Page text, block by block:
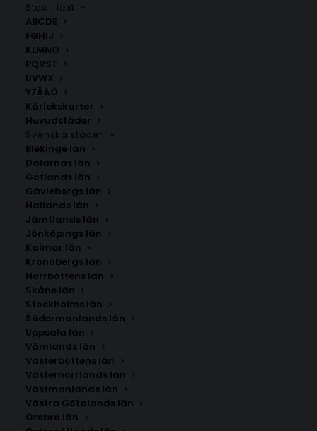
Stad i text
ABCDE
FGHIJ
KLMNO
PQRST
UVWX
YZÅÄÖ
Kärlekskartor
Huvudstäder
Svenska städer
Blekinge län
Dalarnas län
Gotlands län
Gävleborgs län
Hallands län
Jämtlands län
Jönköpings län
Kalmar län
Kronobergs län
Norrbottens län
Skåne län
Stockholms län
Södermanlands län
Uppsala län
Vämlands län
Västerbottens län
Västernorrlands län
Västmanlands län
Västra Götalands län
Örebro län